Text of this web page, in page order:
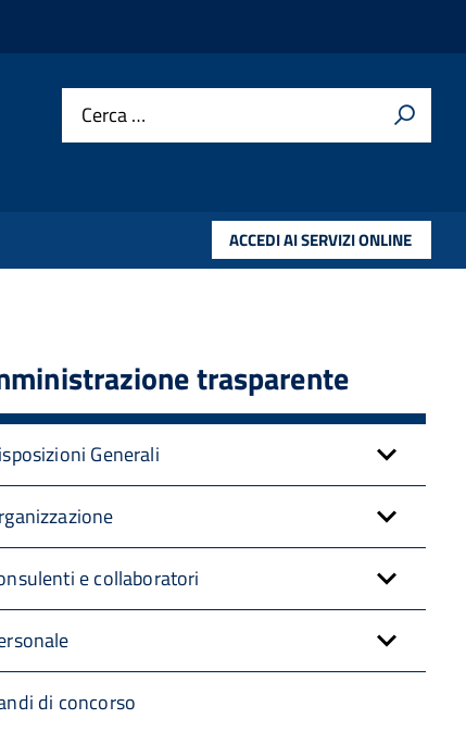
Cerca …
ACCEDI AI SERVIZI ONLINE
trasparente
Generali
e collaboratori
di concorso